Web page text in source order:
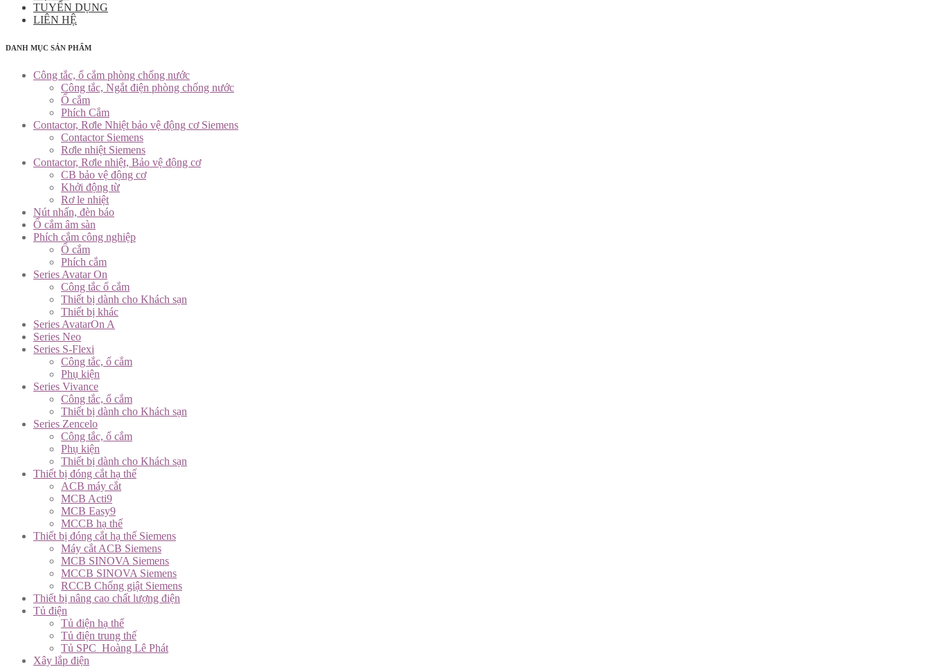
TUYỂN DỤNG
LIÊN HỆ
DANH MỤC SẢN PHẨM
Công tắc, ổ cắm phòng chống nước
Công tắc, Ngắt điện phòng chống nước
Ổ cắm
Phích Cắm
Contactor, Rơle Nhiệt bảo vệ động cơ Siemens
Contactor Siemens
Rơle nhiệt Siemens
Contactor, Rơle nhiệt, Bảo vệ động cơ
CB bảo vệ động cơ
Khởi động từ
Rơ le nhiệt
Nút nhấn, đèn báo
Ổ cắm âm sàn
Phích cắm công nghiệp
Ổ cắm
Phích cắm
Series Avatar On
Công tắc ổ cắm
Thiết bị dành cho Khách sạn
Thiết bị khác
Series AvatarOn A
Series Neo
Series S-Flexi
Công tắc, ổ cắm
Phụ kiện
Series Vivance
Công tắc, ổ cắm
Thiết bị dành cho Khách sạn
Series Zencelo
Công tắc, ổ cắm
Phụ kiện
Thiết bị dành cho Khách sạn
Thiết bị đóng cắt hạ thế
ACB máy cắt
MCB Acti9
MCB Easy9
MCCB hạ thế
Thiết bị đóng cắt hạ thế Siemens
Máy cắt ACB Siemens
MCB SINOVA Siemens
MCCB SINOVA Siemens
RCCB Chống giật Siemens
Thiết bị nâng cao chất lượng điện
Tủ điện
Tủ điện hạ thế
Tủ điện trung thế
Tủ SPC_Hoàng Lê Phát
Xây lắp điện